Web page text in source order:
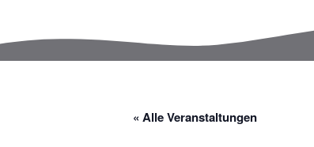
« Alle Veranstaltungen